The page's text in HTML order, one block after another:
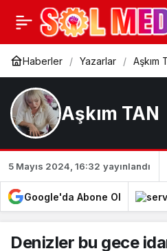
Haberler Yazarlar Aşkım
Aşkım TAN
5 Mayıs 2024, 16:32 yayınlandı
Google'da Abone Ol
Denizler bu gece
Denizler bu gece idam
edilecek!